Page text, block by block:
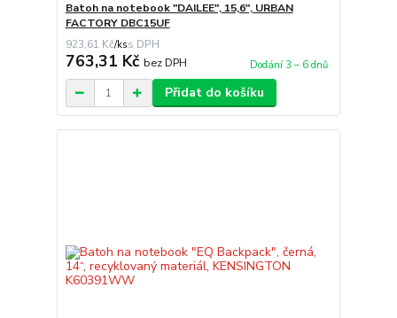
Batoh na notebook "DAILEE", 15,6", URBAN
FACTORY DBC15UF
923,61 Kč/ks
763,31 Kč bez DPH Dodání 3 – 6 dnů
Přidat do košíku